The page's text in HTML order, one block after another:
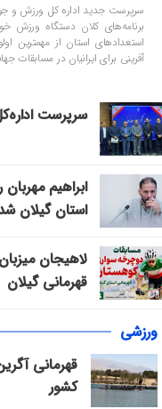
سرپرست جدید اداره کل ورزش و
برنامه‌های کلان دستگاه ورزش
استعدادهای استان از مهمترین
آفرینی برای ایرانیان در مسابقات
سرپرست
ابراهیم
استان گیلان
لاهیجان
قهرمانی گیلان
ورزشی
قهرمانی
کشور